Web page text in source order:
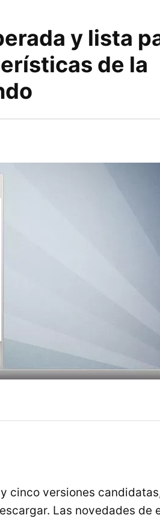
y lista
de la
cinco versiones
Las novedades de